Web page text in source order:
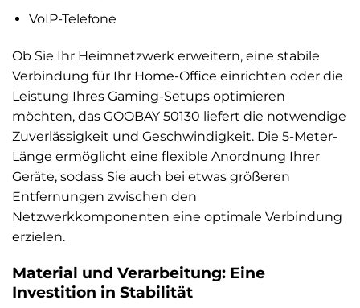
VoIP-Telefone
Ob Sie Ihr Heimnetzwerk erweitern, eine stabile
Verbindung für Ihr Home-Office einrichten oder die
Leistung Ihres Gaming-Setups optimieren
möchten, das GOOBAY 50130 liefert die notwendige
Zuverlässigkeit und Geschwindigkeit. Die 5-Meter-
Länge ermöglicht eine flexible Anordnung Ihrer
Geräte, sodass Sie auch bei etwas größeren
Entfernungen zwischen den
Netzwerkkomponenten eine optimale Verbindung
erzielen.
Material und Verarbeitung: Eine
Investition in Stabilität